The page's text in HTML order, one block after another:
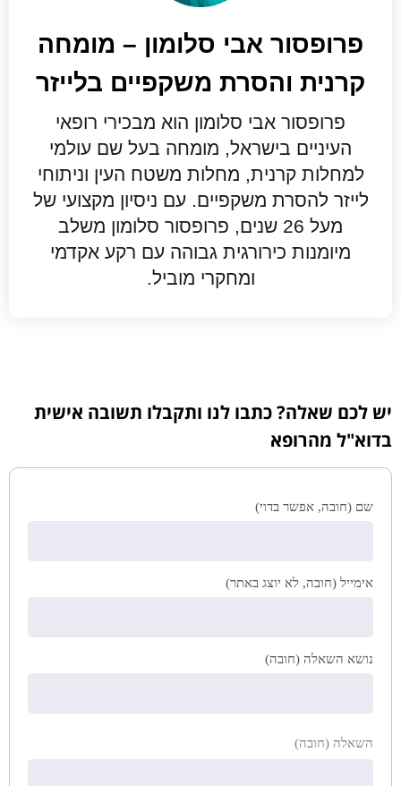
פרופסור אבי סלומון – מומחה
קרנית והסרת משקפיים בלייזר
פרופסור אבי סלומון הוא מבכירי רופאי
העיניים בישראל, מומחה בעל שם עולמי
למחלות קרנית, מחלות משטח העין וניתוחי
לייזר להסרת משקפיים. עם ניסיון מקצועי של
מעל 26 שנים, פרופסור סלומון משלב
מיומנות כירורגית גבוהה עם רקע אקדמי
ומחקרי מוביל.
יש לכם שאלה? כתבו לנו ותקבלו תשובה אישית
בדוא"ל מהרופא
שם (חובה, אפשר בדוי)
אימייל (חובה, לא יוצג באתר)
נושא השאלה (חובה)
השאלה (חובה)